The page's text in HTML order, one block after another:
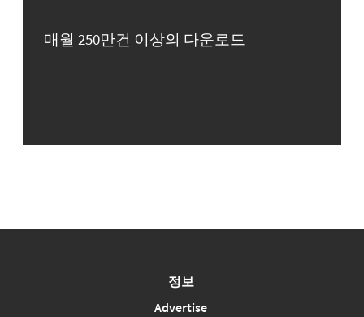
매월 250만건 이상의 다운로드
정보
Advertise